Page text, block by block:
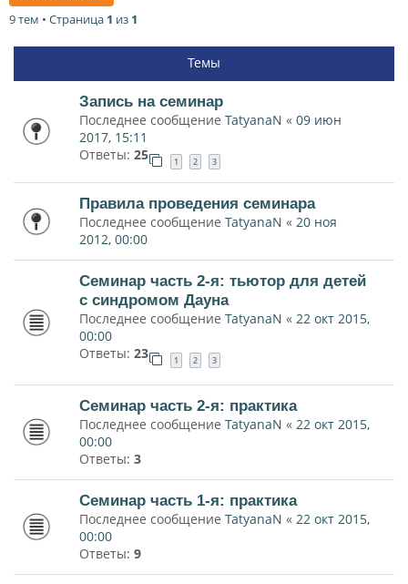
9 тем • Страница 1 из 1
Темы
Запись на семинар
Последнее сообщение TatyanaN « 09 июн
2017, 15:11
Ответы: 25 1 2 3
Правила проведения семинара
Последнее сообщение TatyanaN « 20 ноя
2012, 00:00
Семинар часть 2-я: тьютор для детей
с синдромом Дауна
Последнее сообщение TatyanaN « 22 окт 2015,
00:00
Ответы: 23 1 2 3
Семинар часть 2-я: практика
Последнее сообщение TatyanaN « 22 окт 2015,
00:00
Ответы: 3
Семинар часть 1-я: практика
Последнее сообщение TatyanaN « 22 окт 2015,
00:00
Ответы: 9